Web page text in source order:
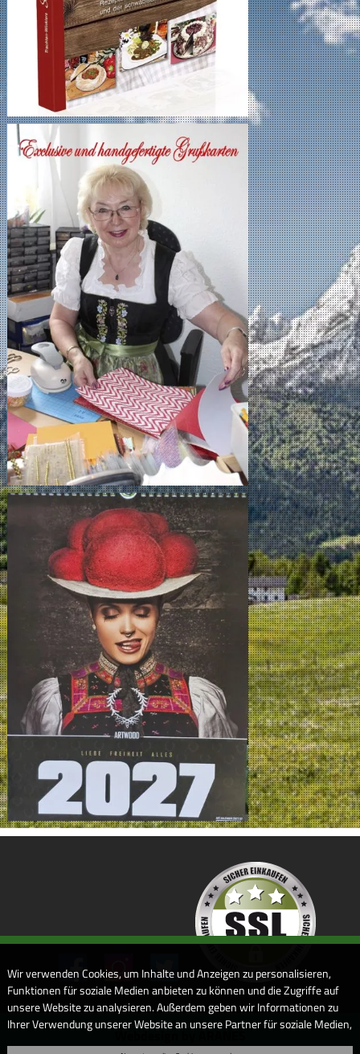
Webdesign by ARANES
Wir verwenden Cookies, um Inhalte und Anzeigen zu personalisieren,
Funktionen für soziale Medien anbieten zu können und die Zugriffe auf
unsere Website zu analysieren. Außerdem geben wir Informationen zu
Ihrer Verwendung unserer Website an unsere Partner für soziale Medien,